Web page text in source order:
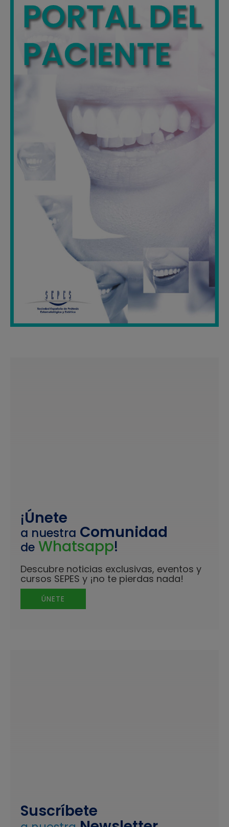
¡Únete
a nuestra Comunidad
de Whatsapp!
Descubre noticias exclusivas, eventos y
cursos SEPES y ¡no te pierdas nada!
ÚNETE
Suscríbete